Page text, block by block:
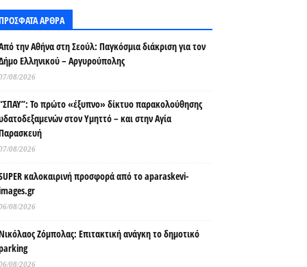
ΑΡΘΡΑ
την Αθήνα στη Σεούλ: Παγκόσμια διάκριση για τον
Ελληνικού – Αργυρούπολης
08/2026
Το πρώτο «έξυπνο» δίκτυο παρακολούθησης
στον Υμηττό – και στην Αγία
08/2026
καλοκαιρινή προσφορά από το aparaskevi-
08/2026
Ζόμπολας: Επιτακτική ανάγκη το δημοτικό
08/2026